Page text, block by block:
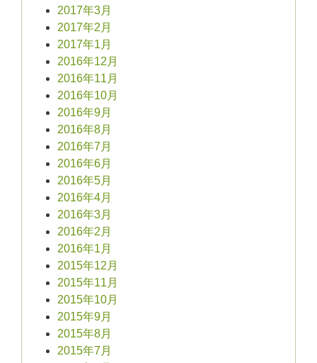
2017年3月
2017年2月
2017年1月
2016年12月
2016年11月
2016年10月
2016年9月
2016年8月
2016年7月
2016年6月
2016年5月
2016年4月
2016年3月
2016年2月
2016年1月
2015年12月
2015年11月
2015年10月
2015年9月
2015年8月
2015年7月